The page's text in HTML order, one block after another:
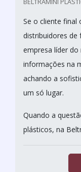
Se o cliente final
distribuidores de
empresa líder do
informações na
achando a
um só lugar.
Quando a
plásticos, na